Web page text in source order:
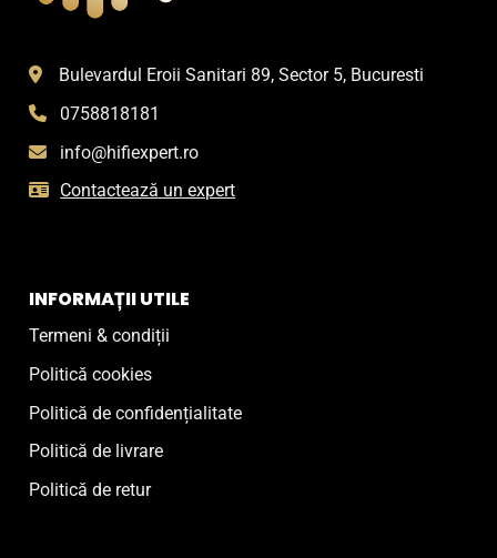
Bulevardul Eroii Sanitari 89, Sector 5, Bucuresti
0758818181
info@hifiexpert.ro
Contactează un expert
INFORMAȚII UTILE
Termeni & condiții
Politică cookies
Politică de confidențialitate
Politică de livrare
Politică de retur